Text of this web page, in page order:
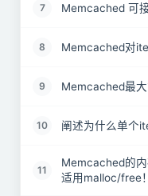
7 Memcached 可
8 Memcached对
9 Memcached最大
10 阐述为什么单个
11
Memcached的
适用malloc/free